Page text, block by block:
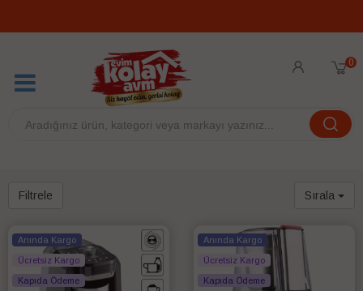
0
Filtrele Sırala
Anında Kargo
Ücretsiz Kargo
Kapıda Ödeme
Anında Kargo
Ücretsiz Kargo
Kapıda Ödeme